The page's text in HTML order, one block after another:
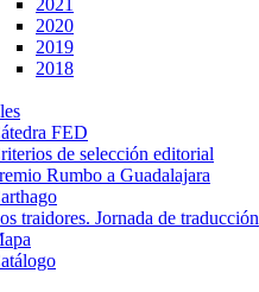
2021
2020
2019
2018
FED
de selección editorial
Rumbo a Guadalajara
traidores. Jornada de traducción